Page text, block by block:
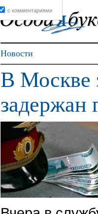
Новости
В Москве
задержан
с комментариями